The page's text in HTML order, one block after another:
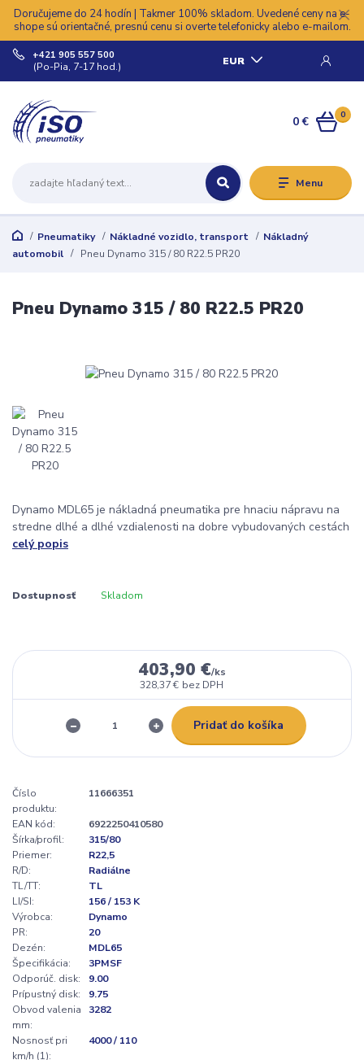
Doručujeme do 24 hodín | Takmer 100% skladom. Uvedené ceny na e-
shope sú orientačné, presnú cenu si overte telefonicky alebo e-mailom.
Menu
EUR
+421 905 557 500
(Po-Pia, 7-17 hod.)
0
0 €
Pneumatiky Nákladné vozidlo, transport
Nákladný
automobil
Pneu Dynamo 315 / 80 R22.5 PR20
Pneu Dynamo 315 / 80 R22.5 PR20
Dynamo MDL65 je nákladná pneumatika pre hnaciu nápravu na
stredne dlhé a dlhé vzdialenosti na dobre vybudovaných cestách
celý popis
Dostupnosť Skladom
403,90 €/ks
328,37 € bez DPH
Pridať do košíka
Číslo
produktu:
11666351
EAN kód:
6922250410580
Šírka/profil:
315/80
Priemer:
R22,5
R/D:
Radiálne
TL/TT:
TL
LI/SI:
156 / 153 K
Výrobca:
Dynamo
PR:
20
Dezén:
MDL65
Špecifikácia:
3PMSF
Odporúč. disk:
9.00
Prípustný disk:
9.75
Obvod valenia
mm:
3282
Nosnosť pri
km/h (1):
4000 / 110